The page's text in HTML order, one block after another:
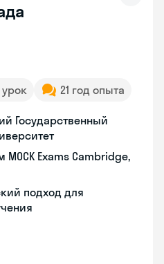
урок 21 год опыта
Государственный
Exams Cambridge,
подход для